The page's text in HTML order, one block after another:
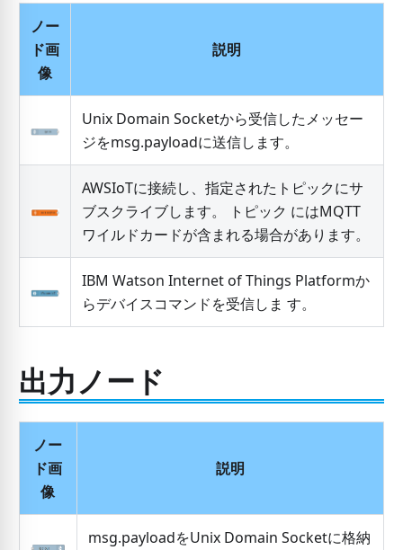
ノー
ド画
像
説明
Unix Domain Socketから受信したメッセー
ジをmsg.payloadに送信します。
AWSIoTに接続し、指定されたトピックにサ
ブスクライブします。 トピック にはMQTT
ワイルドカードが含まれる場合があります。
IBM Watson Internet of Things Platformか
らデバイスコマンドを受信しま す。
出力ノード
ノー
ド画
像
説明
msg.payloadをUnix Domain Socketに格納